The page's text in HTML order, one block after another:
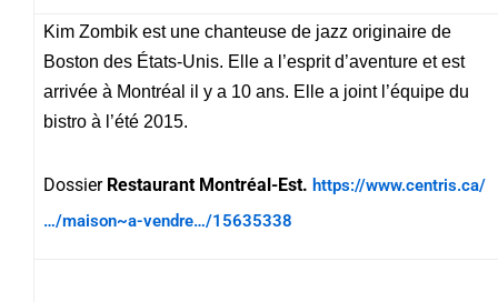
Kim Zombik est une chanteuse de jazz originaire de
Boston des États-Unis. Elle a l’esprit d’aventure et est
arrivée à Montréal il y a 10 ans. Elle a joint l’équipe du
bistro à l’été 2015.
Dossier Restaurant Montréal-Est. https://www.centris.ca/
…/maison~a-vendre…/15635338